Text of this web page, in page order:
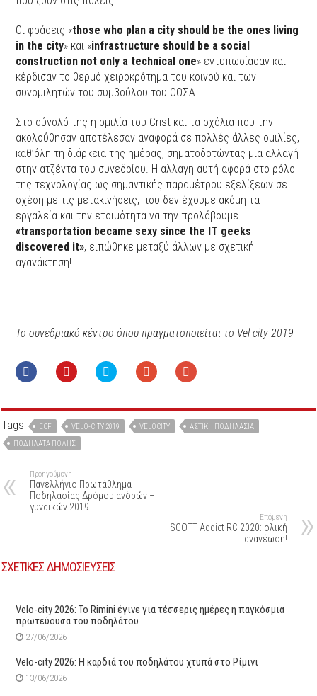
Οι φράσεις «those who plan a city should be the ones living
in the city» και «infrastructure should be a social
construction not only a technical one» εντυπωσίασαν και
κέρδισαν το θερμό χειροκρότημα του κοινού και των
συνομιλητών του συμβούλου του ΟΟΣΑ.
Στο σύνολό της η ομιλία του Crist και τα σχόλια που την
ακολούθησαν αποτέλεσαν αναφορά σε πολλές άλλες ομιλίες,
καθ’όλη τη διάρκεια της ημέρας, σηματοδοτώντας μια αλλαγή
στην ατζέντα του συνεδρίου. Η αλλαγη αυτή αφορά στο ρόλο
της τεχνολογίας ως σημαντικής παραμέτρου εξελίξεων σε
σχέση με τις μετακινήσεις, που δεν έχουμε ακόμη τα
εργαλεία και την ετοιμότητα να την προλάβουμε –
«transportation became sexy since the IT geeks
discovered it», ειπώθηκε μεταξύ άλλων με σχετική
αγανάκτηση!
Το συνεδριακό κέντρο όπου πραγματοποιείται το Vel-city 2019
Tags ECF VELO-CITY 2019 VELOCITY
ΑΣΤΙΚΉ ΠΟΔΗΛΑΣΊΑ
ΠΟΔΉΛΑΤΑ ΠΌΛΗΣ
Προηγούμενη
Πανελλήνιο Πρωτάθλημα
Ποδηλασίας Δρόμου ανδρών –
γυναικών 2019
Επόμενη
SCOTT Addict RC 2020: ολική
ανανέωση!
ΣΧΕΤΙΚΕΣ ΔΗΜΟΣΙΕΥΣΕΙΣ
Velo-city 2026: Το Rimini έγινε για τέσσερις ημέρες η παγκόσμια
πρωτεύουσα του ποδηλάτου
27/06/2026
Velo-city 2026: Η καρδιά του ποδηλάτου χτυπά στο Ρίμινι
13/06/2026